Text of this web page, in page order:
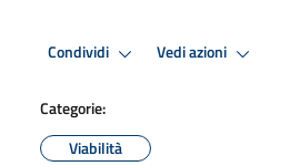
Condividi Vedi azioni
Categorie:
Viabilità